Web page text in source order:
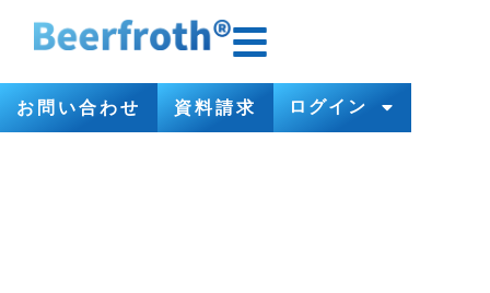
お問い合わせ 資料請求 ログイン